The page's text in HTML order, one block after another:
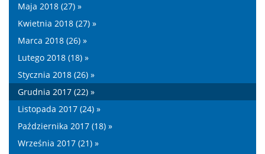
Maja 2018 (27) »
Kwietnia 2018 (27) »
Marca 2018 (26) »
Lutego 2018 (18) »
Stycznia 2018 (26) »
Grudnia 2017 (22) »
Listopada 2017 (24) »
Października 2017 (18) »
Września 2017 (21) »